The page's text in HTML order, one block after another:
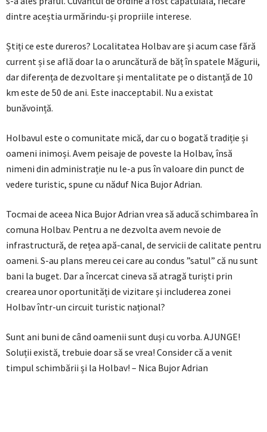
dintre aceștia urmărindu-și propriile interese.
Știți ce este dureros? Localitatea Holbav are și acum case fără
current și se află doar la o aruncătură de băț în spatele Măgurii,
dar diferența de dezvoltare și mentalitate pe o distanță de 10
km este de 50 de ani. Este inacceptabil. Nu a existat
bunăvoință.
Holbavul este o comunitate mică, dar cu o bogată tradiție și
oameni inimoși. Avem peisaje de poveste la Holbav, însă
nimeni din administrație nu le-a pus în valoare din punct de
vedere turistic, spune cu năduf Nica Bujor Adrian.
Tocmai de aceea Nica Bujor Adrian vrea să aducă schimbarea în
comuna Holbav. Pentru a ne dezvolta avem nevoie de
infrastructură, de rețea apă-canal, de servicii de calitate pentru
oameni. S-au plans mereu cei care au condus ”satul” că nu sunt
bani la buget. Dar a încercat cineva să atragă turiști prin
crearea unor oportunități de vizitare și includerea zonei
Holbav într-un circuit turistic național?
Sunt ani buni de când oamenii sunt duși cu vorba. AJUNGE!
Soluții există, trebuie doar să se vrea! Consider că a venit
timpul schimbării și la Holbav! – Nica Bujor Adrian